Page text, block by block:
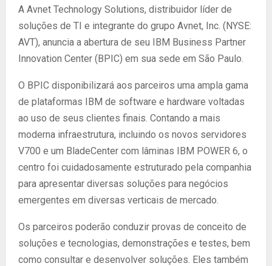
A Avnet Technology Solutions, distribuidor líder de
soluções de TI e integrante do grupo Avnet, Inc. (NYSE:
AVT), anuncia a abertura de seu IBM Business Partner
Innovation Center (BPIC) em sua sede em São Paulo.
O BPIC disponibilizará aos parceiros uma ampla gama
de plataformas IBM de software e hardware voltadas
ao uso de seus clientes finais. Contando a mais
moderna infraestrutura, incluindo os novos servidores
V700 e um BladeCenter com lâminas IBM POWER 6, o
centro foi cuidadosamente estruturado pela companhia
para apresentar diversas soluções para negócios
emergentes em diversas verticais de mercado.
Os parceiros poderão conduzir provas de conceito de
soluções e tecnologias, demonstrações e testes, bem
como consultar e desenvolver soluções. Eles também